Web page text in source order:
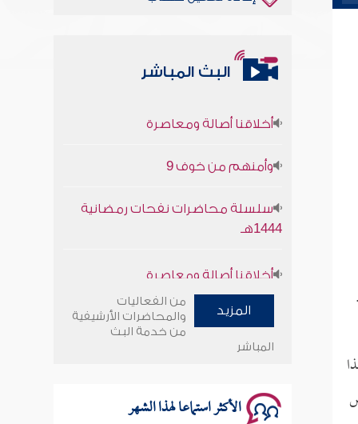
البث المباشر
1444هـ
وأمنهم من خوف 9
سلسلة محاضرات نفحات رمضانية
المزيد
من الفعاليات
والمحاضرات الأرشيفية
من خدمة البث
المباشر
الأكثر استماعا لهذا الشهر